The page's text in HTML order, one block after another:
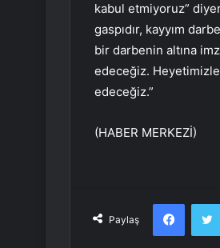
kabul etmiyoruz”
gaspıdır, kayyım
bir darbenin altına
edeceğiz. Heyetimizle
edeceğiz.”
(HABER MERKEZİ)
Paylaş